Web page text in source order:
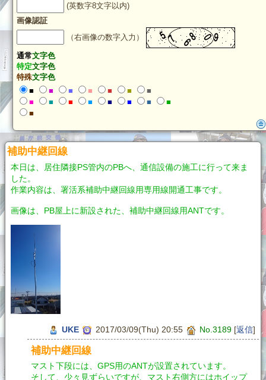
(英数字8文字以内)
画像認証
（右画像の数字入力）
通常文字色
特定文字色
特殊文字色
■
■ ■ ■ ■ ■
■
■
■ ■ ■ ■ ■ ■
■
■
補助中継回線
本日は、居住隣接PS管内のPBへ、通信設備の施工に行って来ま
した。
作業内容は、署活系補助中継回線用専用線開通工事です。
画像は、PB屋上に新設された、補助中継回線用ANTです。
UKE 2017/03/09(Thu) 20:55 No.3189 [返信]
補助中継回線
マスト下段には、GPS用のANTが設置されています。
そして、少々見ずらいですが、マスト右側方にはホイップ